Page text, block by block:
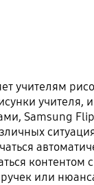
учителям
Samsung
контентом
или